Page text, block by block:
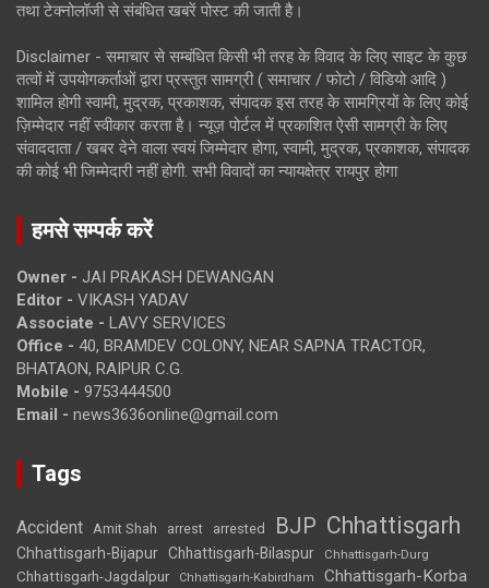
तथा टेक्नोलॉजी से संबंधित खबरें पोस्ट की जाती है।
Disclaimer - समाचार से सम्बंधित किसी भी तरह के विवाद के लिए साइट के कुछ
तत्वों में उपयोगकर्ताओं द्वारा प्रस्तुत सामग्री ( समाचार / फोटो / विडियो आदि )
शामिल होगी स्वामी, मुद्रक, प्रकाशक, संपादक इस तरह के सामग्रियों के लिए कोई
ज़िम्मेदार नहीं स्वीकार करता है। न्यूज़ पोर्टल में प्रकाशित ऐसी सामग्री के लिए
संवाददाता / खबर देने वाला स्वयं जिम्मेदार होगा, स्वामी, मुद्रक, प्रकाशक, संपादक
की कोई भी जिम्मेदारी नहीं होगी. सभी विवादों का न्यायक्षेत्र रायपुर होगा
हमसे सम्पर्क करें
Owner - JAI PRAKASH DEWANGAN
Editor - VIKASH YADAV
Associate - LAVY SERVICES
Office - 40, BRAMDEV COLONY, NEAR SAPNA TRACTOR,
BHATAON, RAIPUR C.G.
Mobile - 9753444500
Email - news3636online@gmail.com
Tags
Accident Amit Shah arrest arrested BJP Chhattisgarh
Chhattisgarh-Bijapur Chhattisgarh-Bilaspur Chhattisgarh-Durg
Chhattisgarh-Jagdalpur Chhattisgarh-Kabirdham Chhattisgarh-Korba